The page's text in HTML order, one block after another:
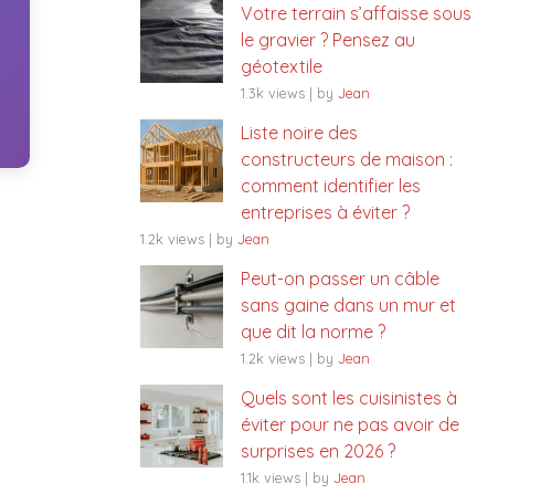
Votre terrain s’affaisse sous
le gravier ? Pensez au
géotextile
1.3k views | by Jean
Liste noire des
constructeurs de maison :
comment identifier les
entreprises à éviter ?
1.2k views | by Jean
Peut-on passer un câble
sans gaine dans un mur et
que dit la norme ?
1.2k views | by Jean
Quels sont les cuisinistes à
éviter pour ne pas avoir de
surprises en 2026 ?
1.1k views | by Jean